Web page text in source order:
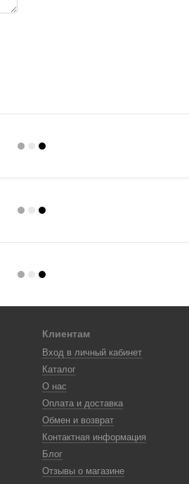
Клиентам
Вход в личный кабинет
Каталог
О нас
Оплата и доставка
Обмен и возврат
Контактная информация
Блог
Отзывы о магазине